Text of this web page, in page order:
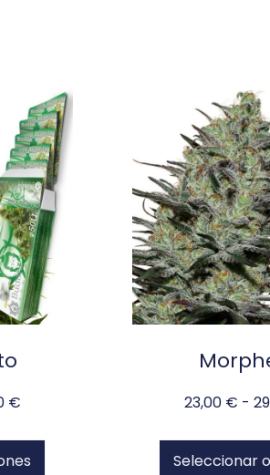
€ 23,00 € -
Seleccionar